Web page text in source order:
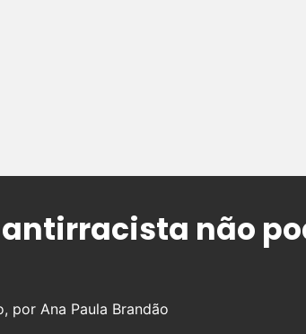
não
por Ana Paula Brandão